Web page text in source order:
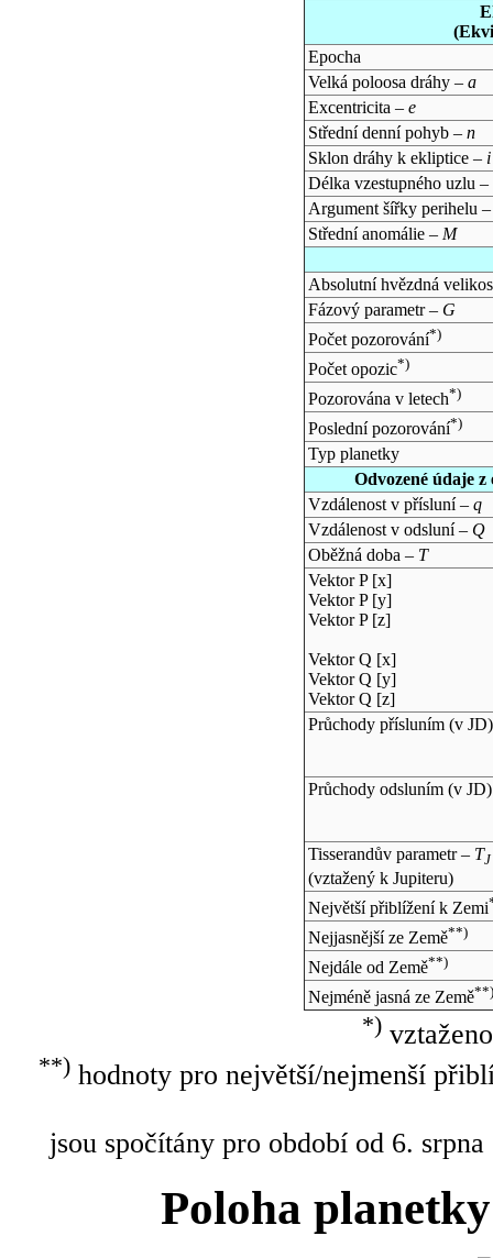
Epocha
Velká poloosa dráhy – a
Excentricita – e
Střední denní pohyb – n
Sklon dráhy k ekliptice – i
Délka vzestupného uzlu –
Argument šířky perihelu
Střední anomálie – M
Absolutní hvězdná
Fázový parametr – G
Počet pozorování*)
Počet opozic*)
Pozorována v letech*)
Poslední pozorování*)
Typ planetky
Odvozené údaje
Vzdálenost v přísluní – q
Vzdálenost v odsluní – Q
Oběžná doba – T
Vektor P [x]
Vektor P [y]
Vektor P [z]
Vektor Q [x]
Vektor Q [y]
Vektor Q [z]
Průchody přísluním (v JD)
Průchody odsluním (v JD)
Tisserandův parametr – TJ
(vztažený k Jupiteru)
Největší přiblížení k Zemi
Nejjasnější ze Země**)
Nejdále od Země**)
Nejméně jasná ze Země**)
*)
**)hodnoty pro největší/nejmenší
jsou spočítány pro období od 6.
Poloha